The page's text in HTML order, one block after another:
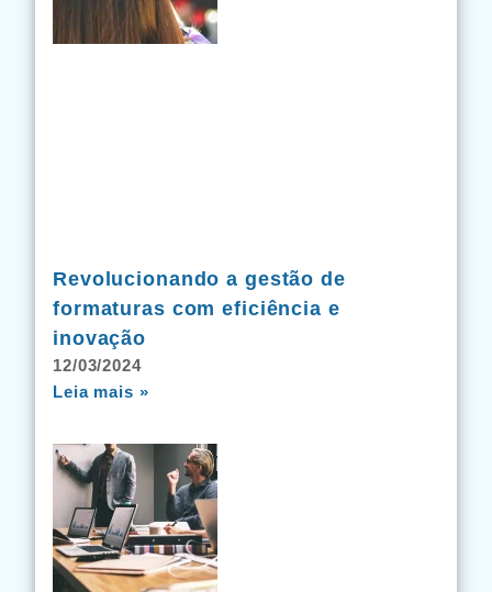
Revolucionando a gestão de
formaturas com eficiência e
inovação
12/03/2024
Leia mais »